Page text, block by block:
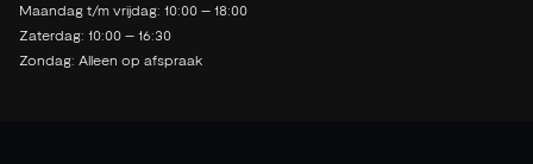
Maandag t/m vrijdag: 10:00 – 18:00
Zaterdag: 10:00 – 16:30
Zondag: Alleen op afspraak